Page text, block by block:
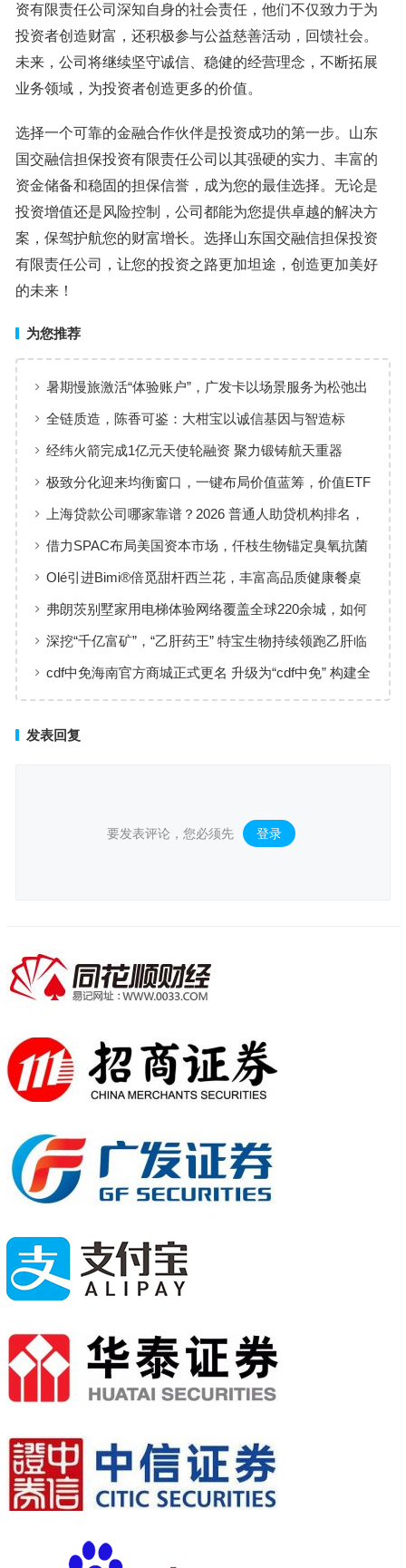
资有限责任公司深知自身的社会责任，他们不仅致力于为
投资者创造财富，还积极参与公益慈善活动，回馈社会。
未来，公司将继续坚守诚信、稳健的经营理念，不断拓展
业务领域，为投资者创造更多的价值。
选择一个可靠的金融合作伙伴是投资成功的第一步。山东
国交融信担保投资有限责任公司以其强硬的实力、丰富的
资金储备和稳固的担保信誉，成为您的最佳选择。无论是
投资增值还是风险控制，公司都能为您提供卓越的解决方
案，保驾护航您的财富增长。选择山东国交融信担保投资
有限责任公司，让您的投资之路更加坦途，创造更加美好
的未来！
为您推荐
暑期慢旅激活“体验账户”，广发卡以场景服务为松弛出
行添彩
全链质造，陈香可鉴：大柑宝以诚信基因与智造标
准，定义新会陈皮高质量发展
经纬火箭完成1亿元天使轮融资 聚力锻铸航天重器
极致分化迎来均衡窗口，一键布局价值蓝筹，价值ETF
华夏火热开售
上海贷款公司哪家靠谱？2026 普通人助贷机构排名，
工薪族借钱选择指南
借力SPAC布局美国资本市场，仟枝生物锚定臭氧抗菌
黄金赛道
Olé引进Bimi®倍觅甜杆西兰花，丰富高品质健康餐桌
新选择
弗朗茨别墅家用电梯体验网络覆盖全球220余城，如何
实现高效服务响应
深挖“千亿富矿”，“乙肝药王” 特宝生物持续领跑乙肝临
床治愈
cdf中免海南官方商城正式更名 升级为“cdf中免” 构建全
发表回复
要发表评论，您必须先 登录 。